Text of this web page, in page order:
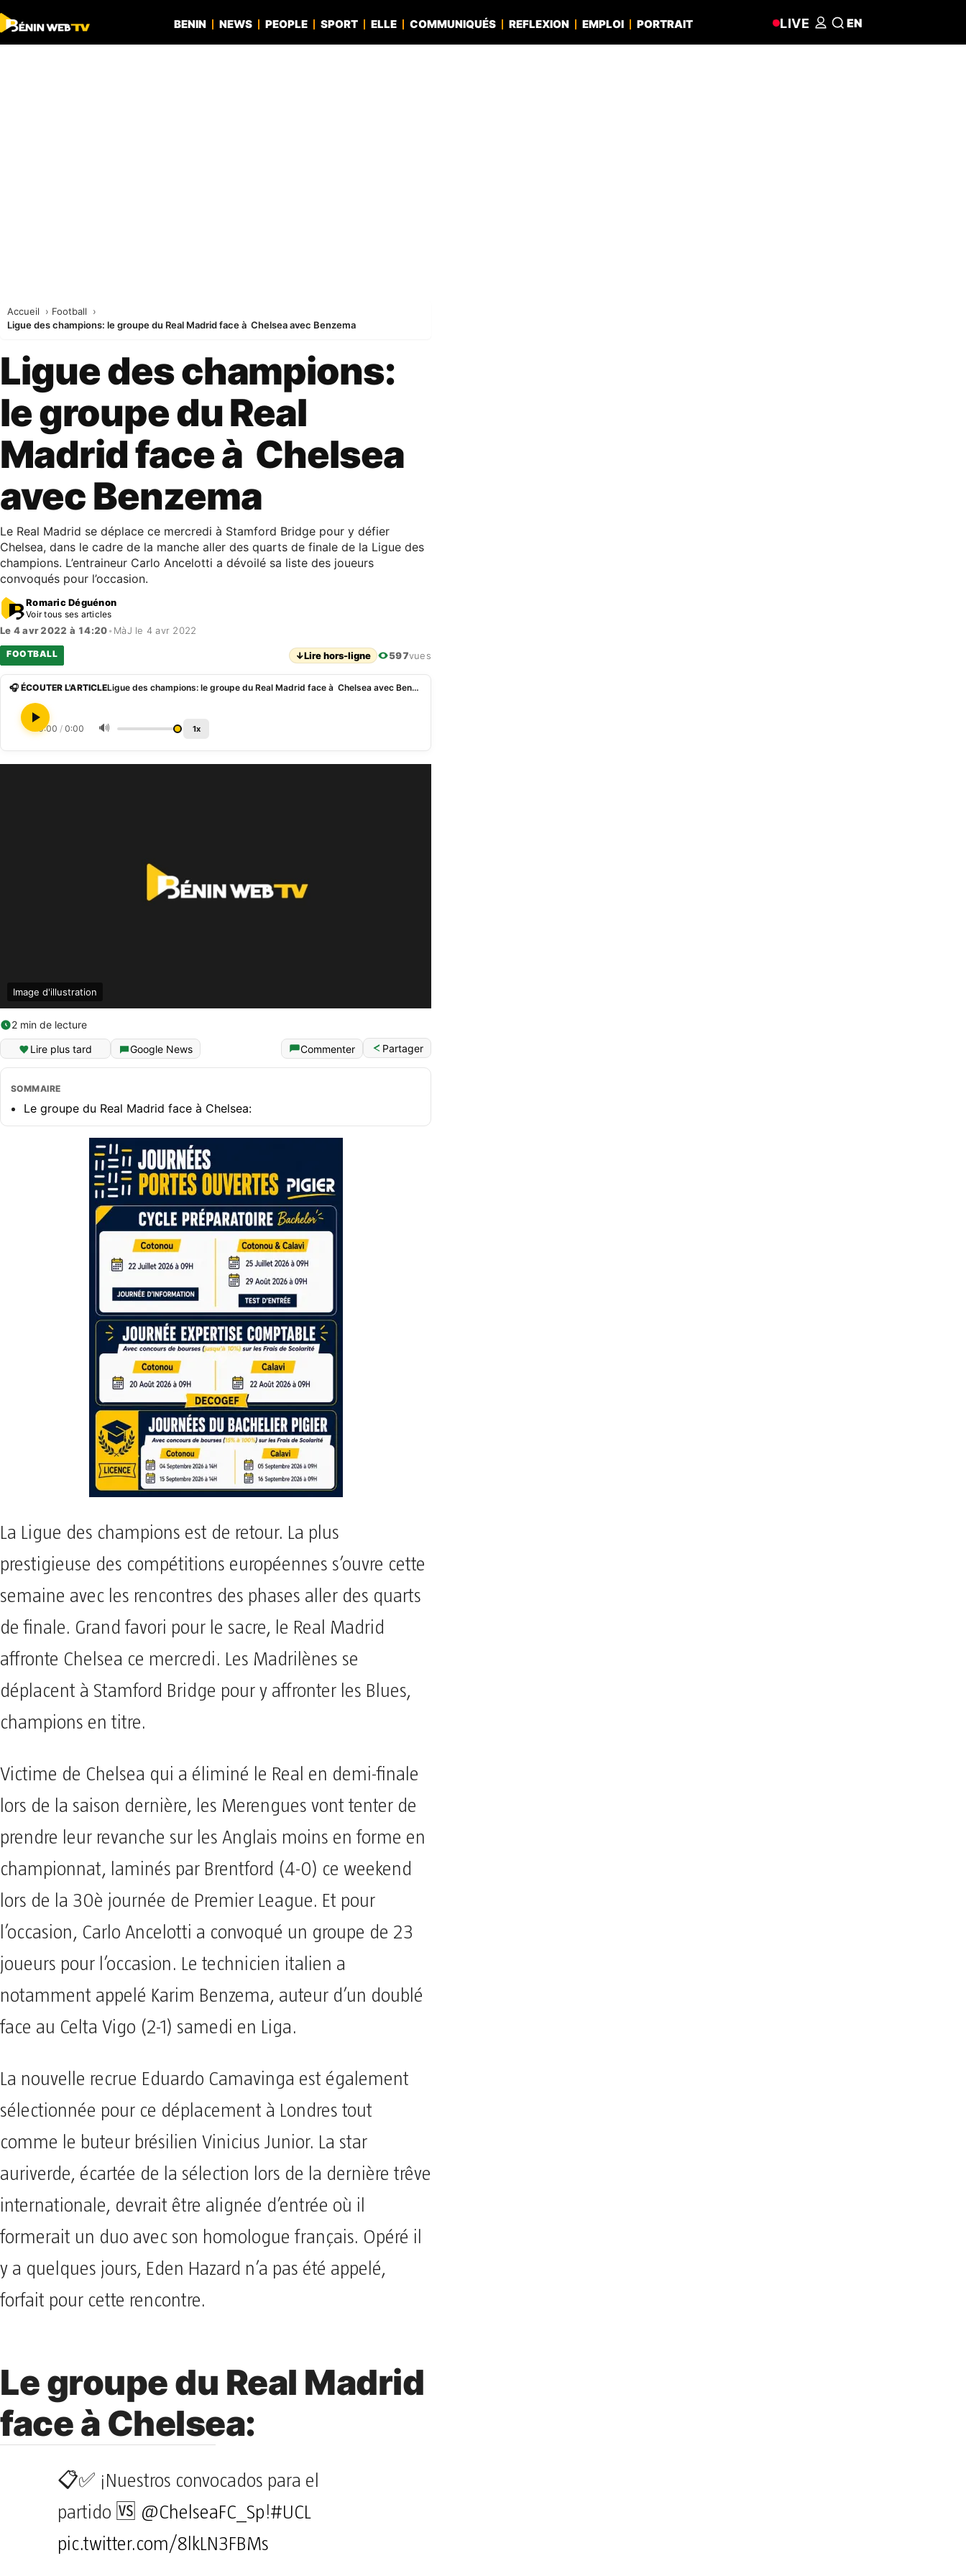
BENIN NEWS PEOPLE SPORT ELLE COMMUNIQUÉS REFLEXION EMPLOI PORTRAIT LIVE EN
Accueil
Football
Ligue des champions: le groupe du Real Madrid face à Chelsea avec Benzema
Ligue des champions:
le groupe du Real
Madrid face à Chelsea
avec Benzema
Le Real Madrid se déplace ce mercredi à Stamford Bridge pour y défier
Chelsea, dans le cadre de la manche aller des quarts de finale de la Ligue des
champions. L’entraineur Carlo Ancelotti a dévoilé sa liste des joueurs
convoqués pour l’occasion.
Romaric Déguénon
Voir tous ses articles
Le 4 avr 2022 à 14:20• MàJ le 4 avr 2022
FOOTBALL ↓Lire hors-ligne 597vues
🎧 ÉCOUTER L'ARTICLE Ligue des champions: le groupe du Real Madrid face à Chelsea avec Benzema
0:00 / 0:00 🔊 1x
Image d'illustration
2 min de lecture
Lire plus tard
Google News Commenter Partager
SOMMAIRE
Le groupe du Real Madrid face à Chelsea:
La Ligue des champions est de retour. La plus
prestigieuse des compétitions européennes s’ouvre cette
semaine avec les rencontres des phases aller des quarts
de finale. Grand favori pour le sacre, le Real Madrid
affronte Chelsea ce mercredi. Les Madrilènes se
déplacent à Stamford Bridge pour y affronter les Blues,
champions en titre.
Victime de Chelsea qui a éliminé le Real en demi-finale
lors de la saison dernière, les Merengues vont tenter de
prendre leur revanche sur les Anglais moins en forme en
championnat, laminés par Brentford (4-0) ce weekend
lors de la 30è journée de Premier League. Et pour
l’occasion, Carlo Ancelotti a convoqué un groupe de 23
joueurs pour l’occasion. Le technicien italien a
notamment appelé Karim Benzema, auteur d’un doublé
face au Celta Vigo (2-1) samedi en Liga.
La nouvelle recrue Eduardo Camavinga est également
sélectionnée pour ce déplacement à Londres tout
comme le buteur brésilien Vinicius Junior. La star
auriverde, écartée de la sélection lors de la dernière trêve
internationale, devrait être alignée d’entrée où il
formerait un duo avec son homologue français. Opéré il
y a quelques jours, Eden Hazard n’a pas été appelé,
forfait pour cette rencontre.
Le groupe du Real Madrid
face à Chelsea:
📋✅ ¡Nuestros convocados para el
partido 🆚 @ChelseaFC_Sp!#UCL
pic.twitter.com/8lkLN3FBMs